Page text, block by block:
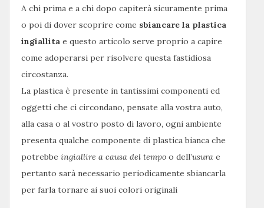
A chi prima e a chi dopo capiterà sicuramente prima
o poi di dover scoprire come sbiancare la plastica
ingiallita e questo articolo serve proprio a capire
come adoperarsi per risolvere questa fastidiosa
circostanza.
La plastica è presente in tantissimi componenti ed
oggetti che ci circondano, pensate alla vostra auto,
alla casa o al vostro posto di lavoro, ogni ambiente
presenta qualche componente di plastica bianca che
potrebbe ingiallire a causa del tempo o dell’usura e
pertanto sarà necessario periodicamente sbiancarla
per farla tornare ai suoi colori originali